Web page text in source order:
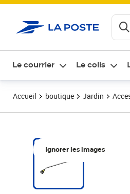
Le courrier Le colis
Accueil boutique Jardin
Ignorer les images